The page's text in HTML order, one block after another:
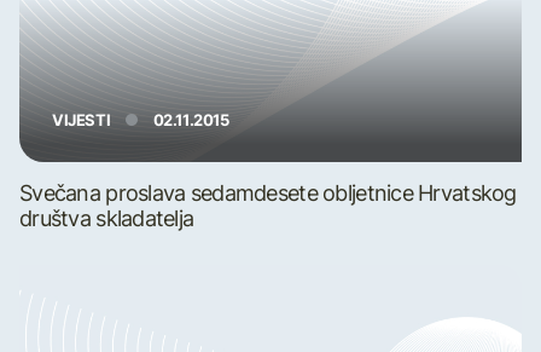
VIJESTI 02.11.2015
Svečana proslava sedamdesete obljetnice Hrvatskog
društva skladatelja